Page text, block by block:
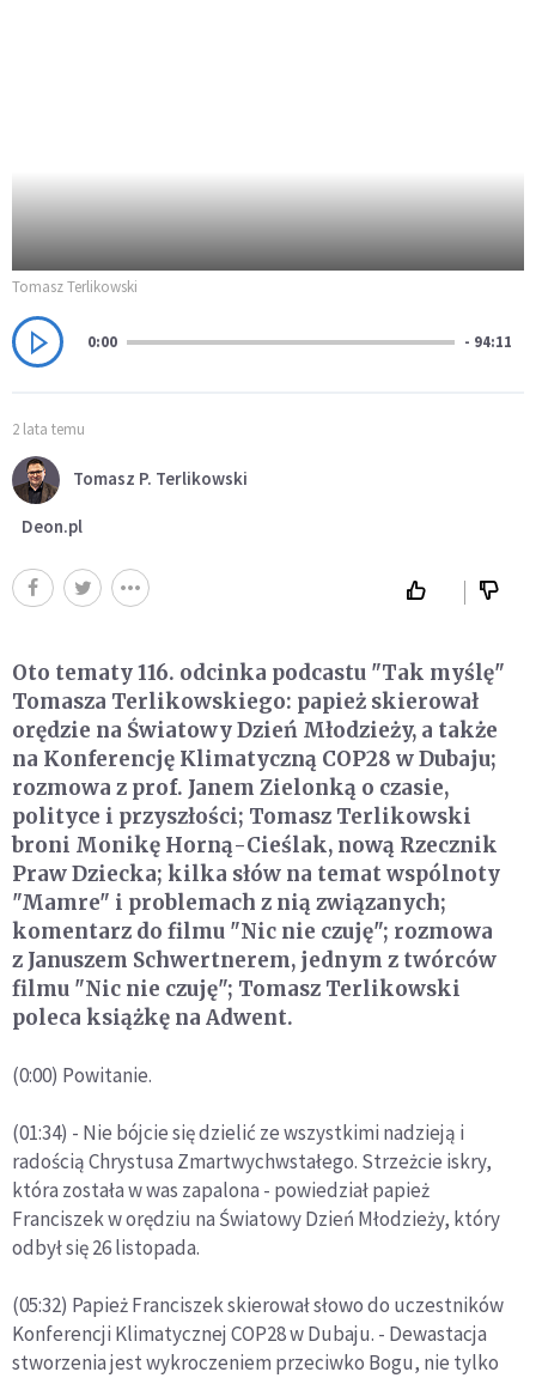
Tomasz Terlikowski
0:00 - 94:11
2 lata temu
Tomasz P. Terlikowski
Deon.pl
Oto tematy 116. odcinka podcastu "Tak myślę"
Tomasza Terlikowskiego: papież skierował
orędzie na Światowy Dzień Młodzieży, a także
na Konferencję Klimatyczną COP28 w Dubaju;
rozmowa z prof. Janem Zielonką o czasie,
polityce i przyszłości; Tomasz Terlikowski
broni Monikę Horną-Cieślak, nową Rzecznik
Praw Dziecka; kilka słów na temat wspólnoty
"Mamre" i problemach z nią związanych;
komentarz do filmu "Nic nie czuję"; rozmowa
z Januszem Schwertnerem, jednym z twórców
filmu "Nic nie czuję"; Tomasz Terlikowski
poleca książkę na Adwent.
(0:00) Powitanie.
(01:34) - Nie bójcie się dzielić ze wszystkimi nadzieją i
radością Chrystusa Zmartwychwstałego. Strzeżcie iskry,
która została w was zapalona - powiedział papież
Franciszek w orędziu na Światowy Dzień Młodzieży, który
odbył się 26 listopada.
(05:32) Papież Franciszek skierował słowo do uczestników
Konferencji Klimatycznej COP28 w Dubaju. - Dewastacja
stworzenia jest wykroczeniem przeciwko Bogu, nie tylko